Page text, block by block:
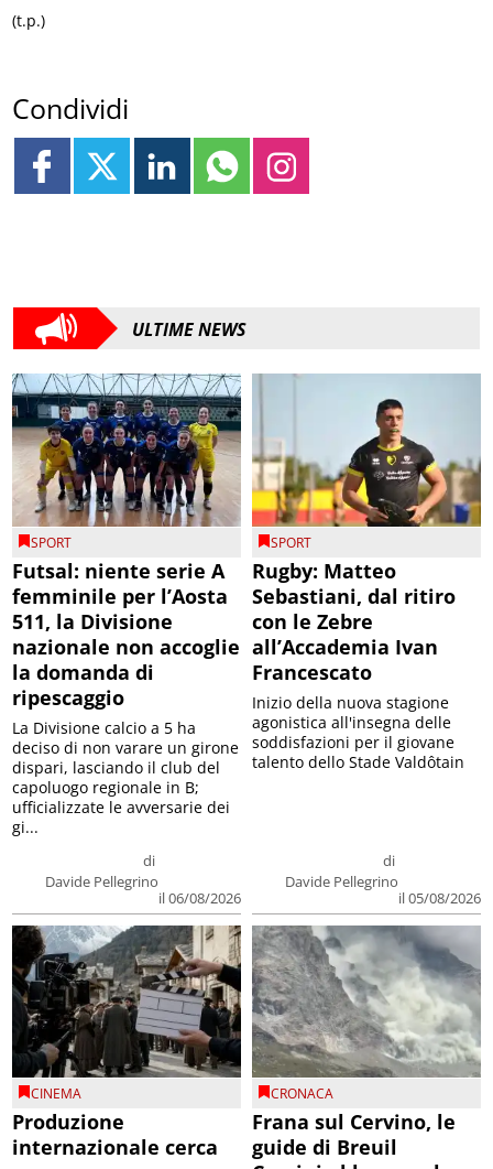
(t.p.)
Condividi
ULTIME NEWS
SPORT
Futsal: niente serie A
femminile per l’Aosta
511, la Divisione
nazionale non accoglie
la domanda di
ripescaggio
di
Davide Pellegrino
il 06/08/2026
La Divisione calcio a 5 ha
deciso di non varare un girone
dispari, lasciando il club del
capoluogo regionale in B;
ufficializzate le avversarie dei
gi...
SPORT
Rugby: Matteo
Sebastiani, dal ritiro
con le Zebre
all’Accademia Ivan
Francescato
di
Davide Pellegrino
il 05/08/2026
Inizio della nuova stagione
agonistica all'insegna delle
soddisfazioni per il giovane
talento dello Stade Valdôtain
CINEMA
Produzione
internazionale cerca
CRONACA
Frana sul Cervino, le
guide di Breuil